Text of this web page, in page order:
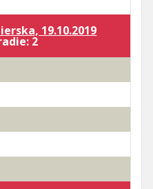
19.10.2019
2